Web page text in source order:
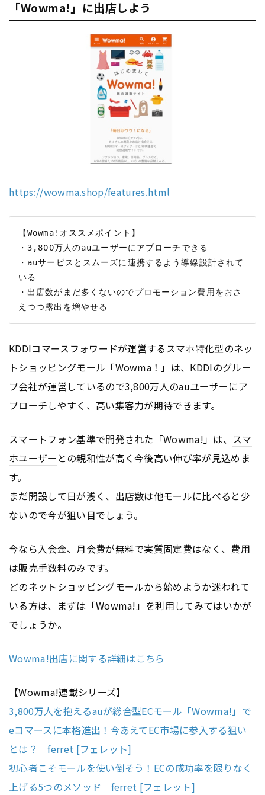
「Wowma!」に出店しよう
https://wowma.shop/features.html
【Wowma!オススメポイント】
・3,800万人のauユーザーにアプローチできる
・auサービスとスムーズに連携するよう導線設計されて
いる
・出店数がまだ多くないのでプロモーション費用をおさ
KDDIコマースフォワードが運営するスマホ特化型のネッ
トショッピングモール「Wowma！」は、KDDIのグルー
プ会社が運営しているので3,800万人のauユーザーにア
プローチしやすく、高い集客力が期待できます。
スマートフォン基準で開発された「Wowma!」は、 スマ
ホユーザー との親和性が高く今後高い伸び率が見込めま
す。
まだ開設して日が浅く、出店数は他モールに比べると少
ないので今が狙い目でしょう。
今なら入会金、月会費が無料で実質固定費はなく、費用
は販売手数料のみです。
どのネットショッピングモールから始めようか迷われて
いる方は、まずは「Wowma!」を利用してみてはいかが
でしょうか。
Wowma!出店に関する詳細はこちら
【Wowma!連載シリーズ】
3,800万人を抱えるauが総合型ECモール「Wowma!」で
eコマースに本格進出！今あえてEC市場に参入する狙い
とは？｜ferret [フェレット]
初心者こそモールを使い倒そう！ECの成功率を限りなく
上げる5つのメソッド｜ferret [フェレット]